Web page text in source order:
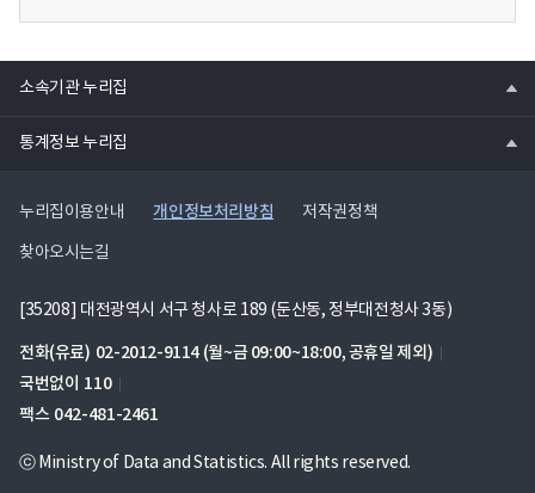
누리집이용안내 개인정보처리방침 저작권정책
찾아오시는길
[35208] 대전광역시 서구 청사로 189 (둔산동, 정부대전청사 3동)
전화(유료) 02-2012-9114 (월~금 09:00~18:00, 공휴일 제외)
국번없이 110
팩스 042-481-2461
ⓒ Ministry of Data and Statistics. All rights reserved.
소속기관 누리집
통계정보 누리집